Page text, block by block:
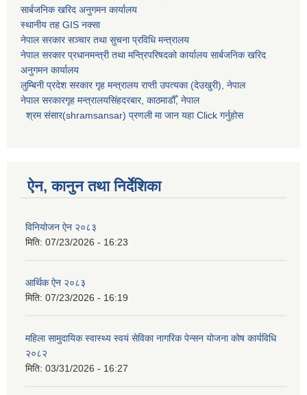
सार्बजनिक खरिद अनुगमन कार्यालय
स्थानीय तह GIS नक्सा
नेपाल सरकारसञ्चार तथा सुचना प्रविधि मन्त्रालय
नेपाल सरकार प्रधानमन्त्री तथा मन्त्रिपरिषदको कार्यालय सार्बजनिक खरिद
अनुगमन कार्यालय
लुम्बिनी प्रदेश सरकार गृह मन्त्रालय राप्ती उपत्यका (देउखुरी), नेपाल
नेपाल सरकारगृह मन्त्रालयसिंहदरबार, काठमाडौँ, नेपाल
श्रम संसार(shramsansar) प्रणली मा जान यहा Click गर्नुहोस
ऐन, कानुन तथा निर्देशिका
विनियोजन ऐन २०८३
मिति: 07/23/2026 - 16:23
आर्थिक ऐन २०८३
मिति: 07/23/2026 - 16:19
महिला सामुदायिक स्वास्थ्य स्वयं सेविका नागरिक पेन्सन योजना कोष कार्यविधि
२०८२
मिति: 03/31/2026 - 16:27